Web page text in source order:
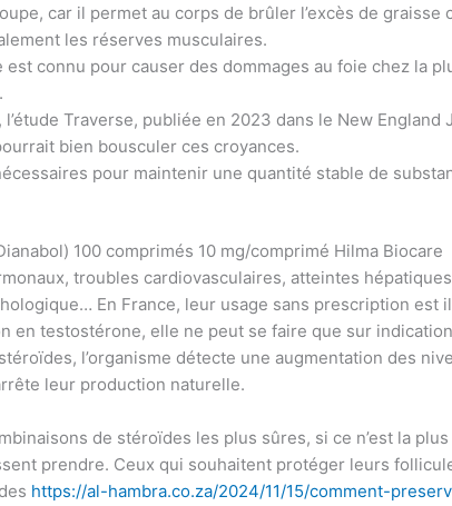
car il permet au corps de brûler l’excès de graisse
les réserves musculaires.
est connu pour causer des dommages au foie chez la
l’étude Traverse, publiée en 2023 dans le New England
bien bousculer ces croyances.
pour maintenir une quantité stable de
100 comprimés 10 mg/comprimé Hilma Biocare
troubles cardiovasculaires, atteintes
En France, leur usage sans prescription est
en testostérone, elle ne peut se faire que sur
l’organisme détecte une augmentation des
leur production naturelle.
de stéroïdes les plus sûres, si ce n’est la
prendre. Ceux qui souhaitent protéger leurs
https://al-hambra.co.za/2024/11/15/comment-